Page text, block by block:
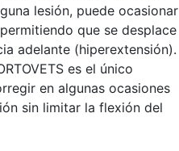
lesión, puede ocasionar
que se desplace
adelante (hiperextensión).
es el único
en algunas ocasiones
sin limitar la flexión del